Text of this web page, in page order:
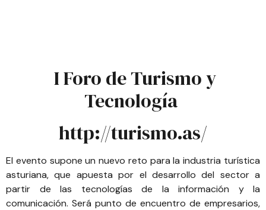
I Foro de Turismo y
Tecnología
http://turismo.as/
El evento supone un nuevo reto para la industria turística
asturiana, que apuesta por el desarrollo del sector a
partir de las tecnologías de la información y la
comunicación. Será punto de encuentro de empresarios,